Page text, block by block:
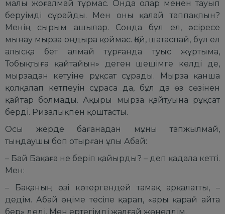
малы жоғалмай тұрмас. Онда олар менен тауып
беруімді сұрайды. Мен оны қалай таппақпын?
Менің сырым ашылар. Сонда бұл ел, әсіресе
мынау мырза оңдыра қоймас. Қой, шатаспай, бұл ел
алысқа бет алмай тұрғанда туыс жұртыма,
Тобықтыға қайтайын» деген шешімге келді де,
мырзадан кетуіне рұқсат сұрады. Мырза қанша
қолқалап кетпеуін сұраса да, бұл да өз сөзінен
қайтар болмады. Ақыры мырза қайтуына рұқсат
берді. Ризалықпен қоштасты.
Осы жерде бағанадан мұны тапжылмай,
тыңдаушы боп отырған ұлы Абай:
– Бай Бақаға не беріп қайырды? – деп қадала кетті.
Мен:
– Бақаның өзі көтергендей тамақ арқалатты, –
дедім. Абай өңіме тесіле қарап, «ары қарай айта
бер» деді. Мен ертегімді жалғай жөнелдім.